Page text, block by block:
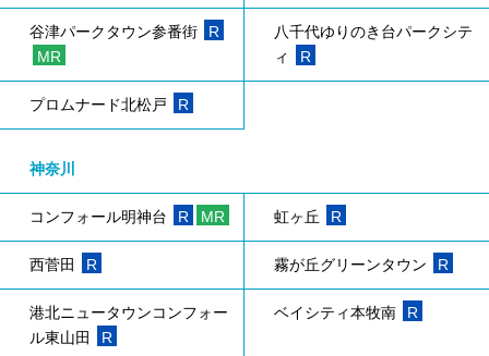
谷津パークタウン参番街
R
MR
八千代ゆりのき台パークシテ
ィ
R
プロムナード北松戸 R
神奈川
コンフォール明神台 R MR 虹ヶ丘 R
西菅田 R 霧が丘グリーンタウン R
港北ニュータウンコンフォー
ル東山田
R
ベイシティ本牧南 R